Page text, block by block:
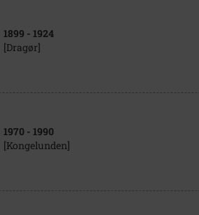
1899 - 1924
[Dragør]
1970 - 1990
[Kongelunden]